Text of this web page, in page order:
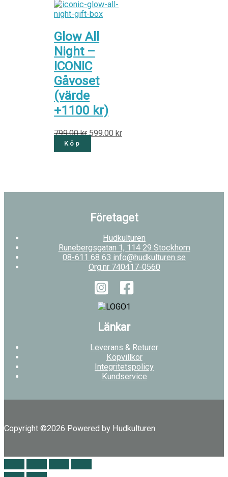
Glow All
Night –
ICONIC
Gåvoset
(värde
+1100 kr)
799.00kr 599.00kr
Köp
Företaget
Hudkulturen
Runebergsgatan 1, 114 29 Stockhom
08-611 68 63 info@hudkulturen.se
Org.nr 740417-0560
Länkar
Leverans & Returer
Köpvillkor
Integritetspolicy
Kundservice
Copyright ©2026 Powered by Hudkulturen